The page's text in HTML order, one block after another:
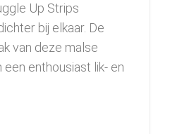
Up Strips
bij elkaar. De
van deze malse
enthousiast lik- en